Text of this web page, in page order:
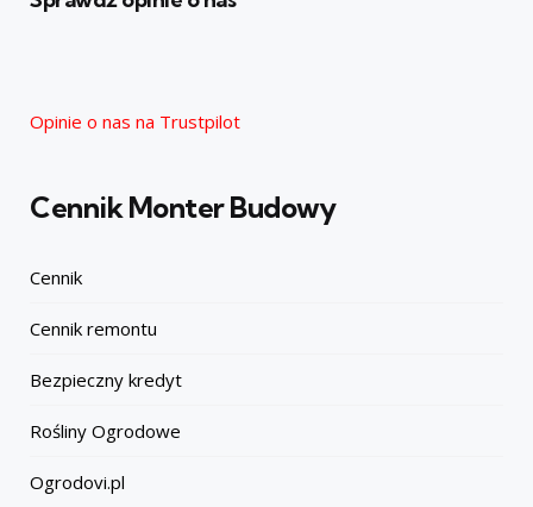
Opinie o nas na Trustpilot
Cennik Monter Budowy
Cennik
Cennik remontu
Bezpieczny kredyt
Rośliny Ogrodowe
Ogrodovi.pl